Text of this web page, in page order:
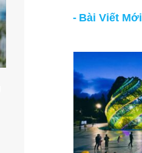
Bài Viết Mới